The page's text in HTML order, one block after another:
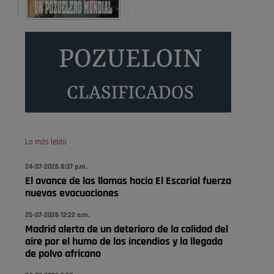
Pozuelo de Alarcón
🔴 EXCLUSIVA | El comisario
de la …
😆Durán menos qué un caramelo en la puerta de un
Pozuelo de Alarcón
🔴 EXCLUSIVA | El comisario
de la …
Pozuelo de Alarcón
🔴 EXCLUSIVA | El comisario
de la …
Lo más leído
24-07-2026 8:37 p.m.
El avance de las llamas hacia El Escorial fuerza
nuevas evacuaciones
25-07-2026 12:22 a.m.
Madrid alerta de un deterioro de la calidad del
aire por el humo de los incendios y la llegada
de polvo africano